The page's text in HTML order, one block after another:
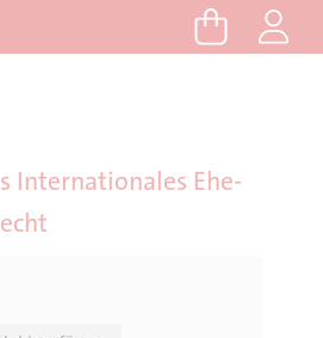
Internationales Ehe-